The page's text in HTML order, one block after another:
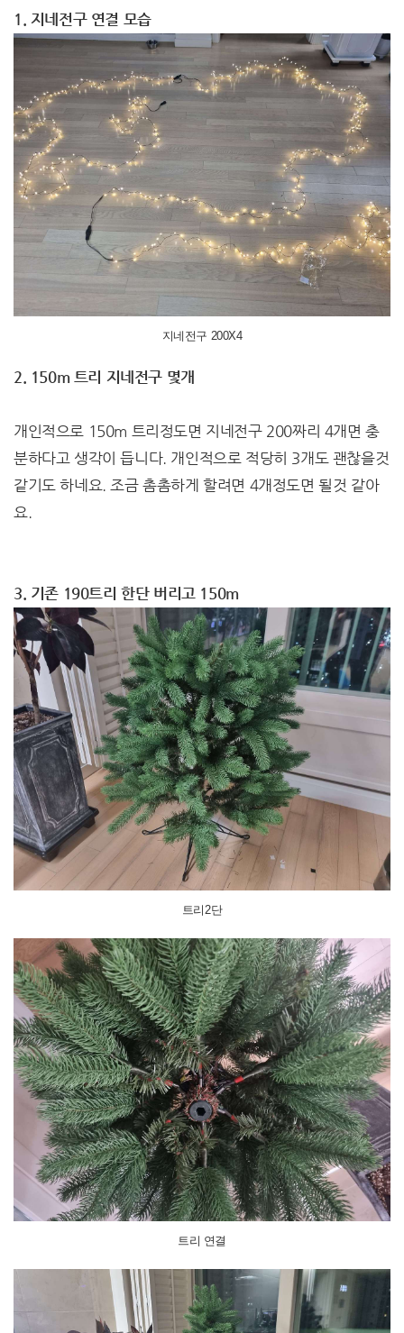
1. 지네전구 연결 모습
지네전구 200X4
2. 150m 트리 지네전구 몇개
개인적으로 150m 트리정도면 지네전구 200짜리 4개면 충
분하다고 생각이 듭니다. 개인적으로 적당히 3개도 괜찮을것
같기도 하네요. 조금 촘촘하게 할려면 4개정도면 될것 같아
요.
3. 기존 190트리 한단 버리고 150m
트리2단
트리 연결